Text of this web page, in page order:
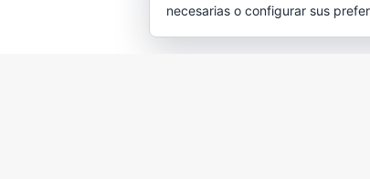
necesarias o configurar sus